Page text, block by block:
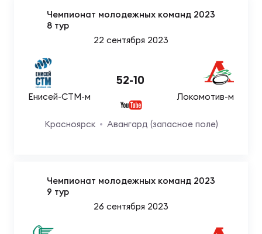
Чемпионат молодежных команд 2023
8 тур
22 сентября 2023
Енисей-СТМ-м
52-10
Локомотив-м
Красноярск Авангард (запасное поле)
Чемпионат молодежных команд 2023
9 тур
26 сентября 2023